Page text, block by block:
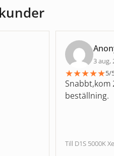
3 aug,
★★★★★5/
Snabbt,kom
beställning.
Till D1S 5000K